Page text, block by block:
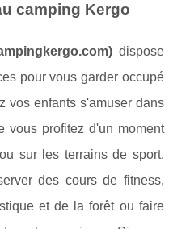
camping Kergo
dispose
pour vous garder occupé
vos enfants s'amuser dans
vous profitez d'un moment
sur les terrains de sport.
des cours de fitness,
et de la forêt ou faire